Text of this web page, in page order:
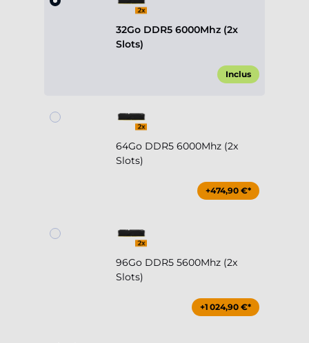
32Go DDR5 6000Mhz (2x
Slots)
Inclus
64Go DDR5 6000Mhz (2x
Slots)
+474,90 €*
96Go DDR5 5600Mhz (2x
Slots)
+1 024,90 €*